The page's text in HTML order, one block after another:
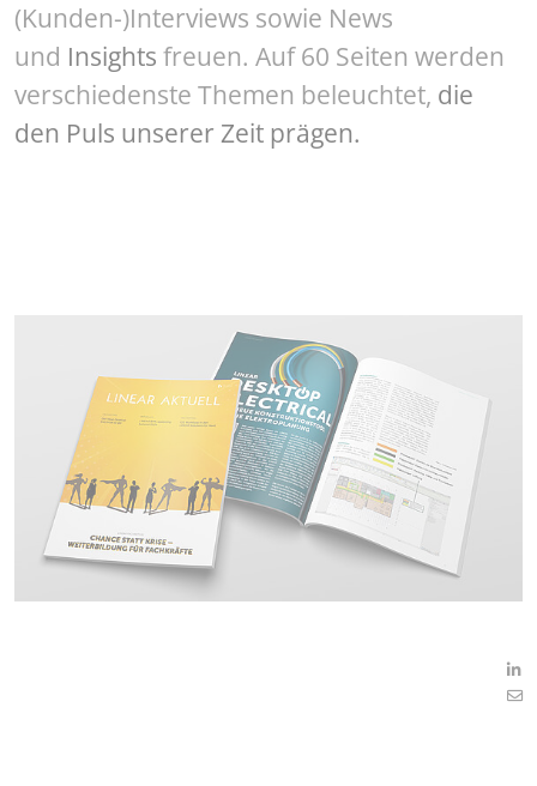
(Kunden-)Interviews sowie News
und Insights freuen. Auf 60 Seiten werden
verschiedenste Themen beleuchtet, die
den Puls unserer Zeit prägen.